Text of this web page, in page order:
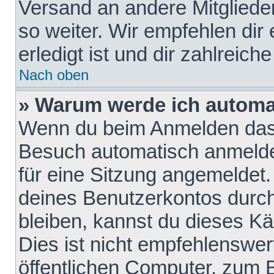
Versand an andere
so weiter. Wir empfehlen
erledigt ist und dir
Nach oben
» Warum werde ich
Wenn du beim Anmelden
Besuch automatisch
für eine Sitzung
deines Benutzerkontos
bleiben, kannst du dieses
Dies ist nicht
öffentlichen Computer, zum